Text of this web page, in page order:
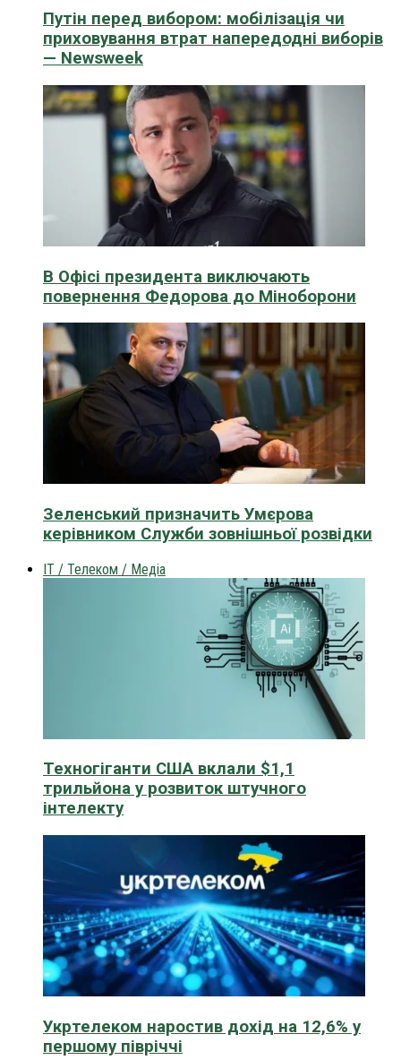
Путін перед вибором: мобілізація чи
приховування втрат напередодні виборів
— Newsweek
В Офісі президента виключають
повернення Федорова до Міноборони
Зеленський призначить Умєрова
керівником Служби зовнішньої розвідки
IT / Телеком / Медіа
Техногіганти США вклали $1,1
трильйона у розвиток штучного
інтелекту
Укртелеком наростив дохід на 12,6% у
першому півріччі